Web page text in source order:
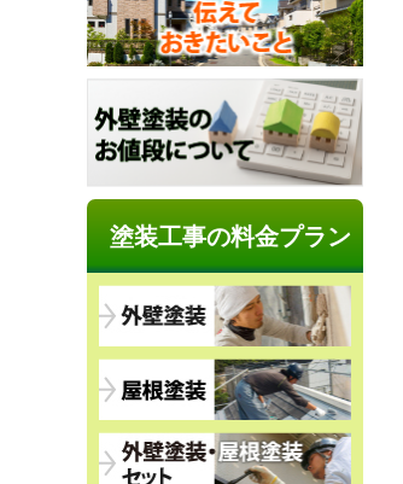
塗装工事の料金プラン